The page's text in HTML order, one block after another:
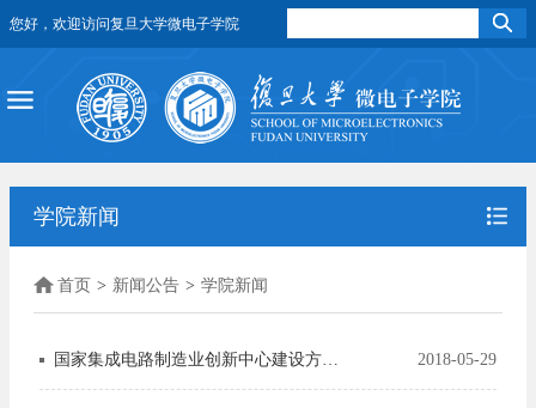
您好，欢迎访问复旦大学微电子学院
学院新闻
首页 > 新闻公告 > 学院新闻
国家集成电路制造业创新中心建设方案通过专家论证 2018-05-29